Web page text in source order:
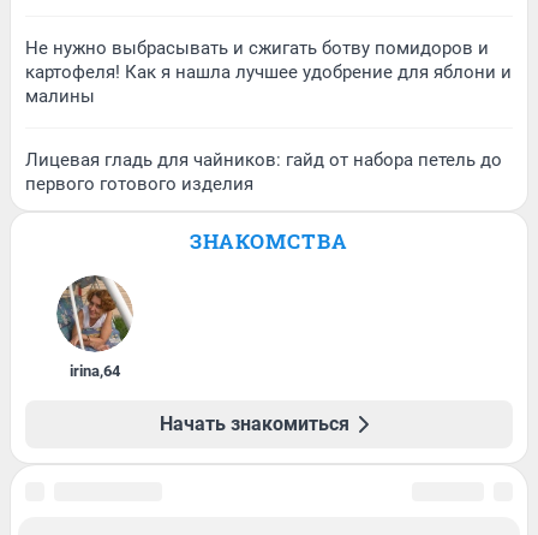
Не нужно выбрасывать и сжигать ботву помидоров и
картофеля! Как я нашла лучшее удобрение для яблони и
малины
Лицевая гладь для чайников: гайд от набора петель до
первого готового изделия
ЗНАКОМСТВА
irina,64
Начать знакомиться